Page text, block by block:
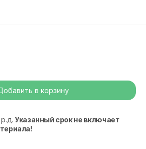
в корзину
р.д.Указанный срок не включает